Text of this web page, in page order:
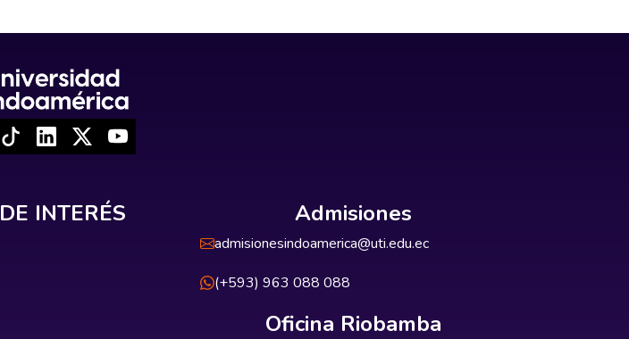
INTERÉS Admisiones
admisionesindoamerica@uti.edu.ec
(+593) 963 088 088
Oficina Riobamba